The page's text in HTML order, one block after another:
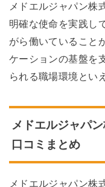
メドエルジャパン株
明確な使命を実践し
がら働いていること
ケーションの基盤を
られる職場環境とい
メドエルジャパ
口コミまとめ
メドエルジャパン株